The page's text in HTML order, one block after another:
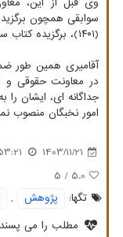
سوابقی همچون
(۱۴۰۱)، برگزیده کتاب سال حکومت اسلامی و … را نیز در کارنامه دارد.
آقامیری همین طور
در معاونت حقوقی
جداگانه ای، ایشان
امور نخبگان منصوب
1403/11/21
5.0
/ 5
تگها:
پژوهش ,
مطلب را می